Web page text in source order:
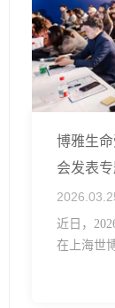
博雅生
会发表
发展
近日，
在上海世
促进会细